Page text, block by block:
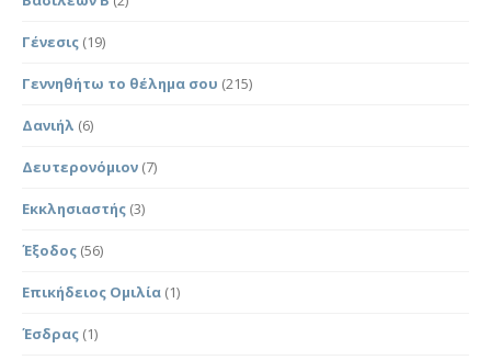
Γένεσις (19)
Γεννηθήτω το θέλημα σου (215)
Δανιήλ (6)
Δευτερονόμιον (7)
Εκκλησιαστής (3)
Έξοδος (56)
Επικήδειος Ομιλία (1)
Έσδρας (1)